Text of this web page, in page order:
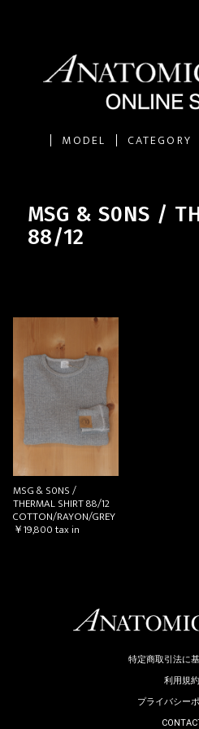
MODEL CATEGORY
MSG & S0NS /
88/12
MSG & S0NS /
THERMAL SHIRT 88/12
COTTON/RAYON/GREY
￥19,800tax in
お買い物を続ける
特定商取引法に
利用規約
プライバシー